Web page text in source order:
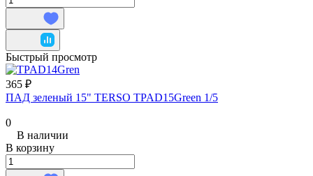
Быстрый просмотр
365 ₽
ПАД зеленый 15" TERSO TPAD15Green 1/5
0
В наличии
В корзину